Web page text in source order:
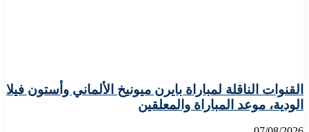
القنوات الناقلة لمباراة بايرن ميونيخ الألماني وأستون فيلا
الودية، موعد المباراة والمعلقين